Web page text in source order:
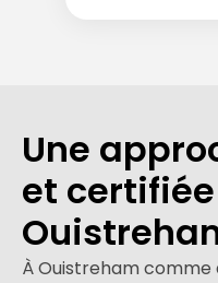
Une
et
À Ouistreham